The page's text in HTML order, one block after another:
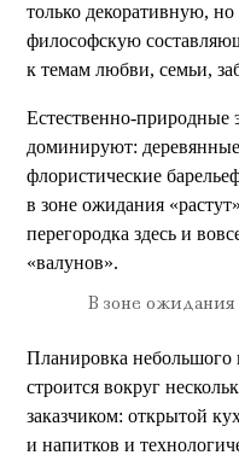
только декоративную,
философскую
к темам любви, семьи,
Естественно-природные
доминируют:
флористические
в зоне ожидания
перегородка здесь и
«валунов».
В зоне ожидания
Планировка небольшого
строится вокруг
заказчиком: открытой
и напитков и